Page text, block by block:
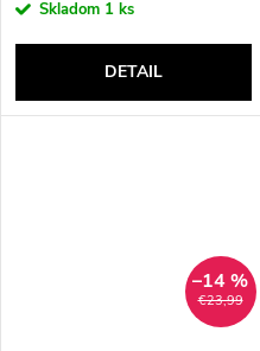
Skladom 1 ks
DETAIL
€23,99
–14 %